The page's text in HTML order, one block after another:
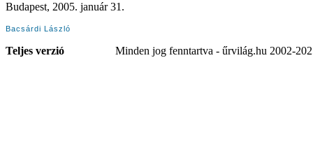
Budapest, 2005. január 31.
Bacsárdi László
Teljes verzió Minden jog fenntartva - űrvilág.hu 2002-